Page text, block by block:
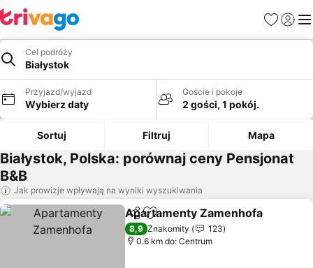
Ulubione
Cel podróży
Białystok
Przyjazd/wyjazd
Wybierz daty
Goście i pokoje
2 gości, 1 pokój.
Sortuj Filtruj Mapa
Białystok, Polska: porównaj ceny Pensjonat
B&B
Jak prowizje wpływają na wyniki wyszukiwania
Udostępnij
Dodaj do ulubionych
Apartamenty Zamenhofa
8,9 Znakomity
123
0.6 km do: Centrum